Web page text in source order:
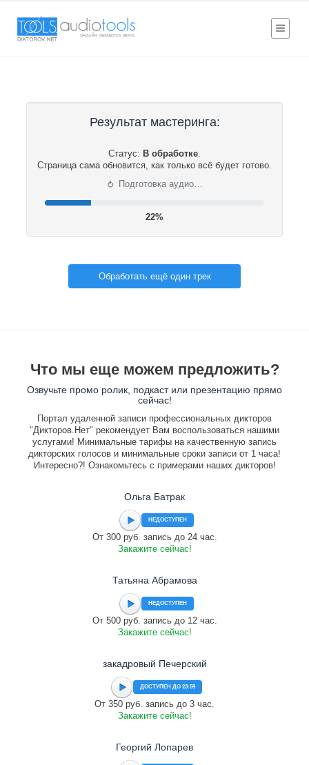
Результат мастеринга:
Статус: В обработке.
Страница сама обновится, как только всё будет готово.
⟳ Подготовка аудио…
22%
Обработать ещё один трек
Что мы еще можем предложить?
Озвучьте промо ролик, подкаст или презентацию прямо
сейчас!
Портал удаленной записи профессиональных дикторов
"Дикторов.Нет" рекомендует Вам воспользоваться нашими
услугами! Минимальные тарифы на качественную запись
дикторских голосов и минимальные сроки записи от 1 часа!
Интересно?! Ознакомьтесь с примерами наших дикторов!
Ольга Батрак
НЕДОСТУПЕН
От 300 руб. запись до 24 час.
Закажите сейчас!
Татьяна Абрамова
НЕДОСТУПЕН
От 500 руб. запись до 12 час.
Закажите сейчас!
закадровый Печерский
ДОСТУПЕН ДО 23:59
От 350 руб. запись до 3 час.
Закажите сейчас!
Георгий Лопарев